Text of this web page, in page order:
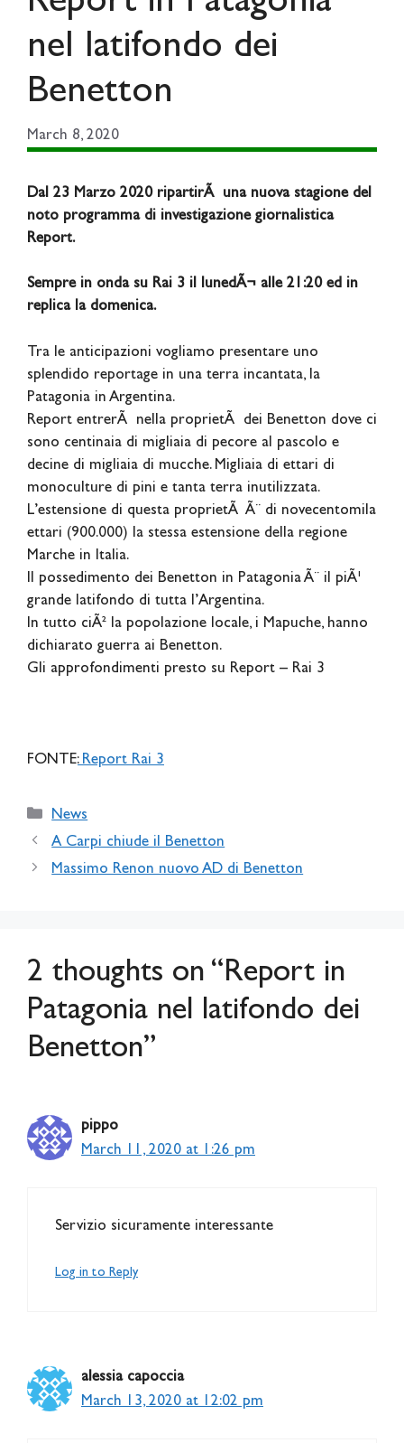
nel latifondo dei
Benetton
March 8, 2020
Dal 23 Marzo 2020 ripartirÃ una nuova stagione del
noto programma di investigazione giornalistica
Report.
Sempre in onda su Rai 3 il lunedÃ¬ alle 21:20 ed in
replica la domenica.
Tra le anticipazioni vogliamo presentare uno
splendido reportage in una terra incantata, la
Patagonia in Argentina.
Report entrerÃ nella proprietÃ dei Benetton dove ci
sono centinaia di migliaia di pecore al pascolo e
decine di migliaia di mucche. Migliaia di ettari di
monoculture di pini e tanta terra inutilizzata.
L’estensione di questa proprietÃ Ã¨ di novecentomila
ettari (900.000) la stessa estensione della regione
Marche in Italia.
Il possedimento dei Benetton in Patagonia Ã¨ il piÃ¹
grande latifondo di tutta l’Argentina.
In tutto ciÃ² la popolazione locale, i Mapuche, hanno
dichiarato guerra ai Benetton.
Gli approfondimenti presto su Report – Rai 3
FONTE:Report Rai 3
Categories
News
A Carpi chiude il Benetton
Massimo Renon nuovo AD di Benetton
2 thoughts on “Report in
Patagonia nel latifondo dei
Benetton”
pippo
March 11, 2020 at 1:26 pm
Servizio sicuramente interessante
Log in to Reply
alessia capoccia
March 13, 2020 at 12:02 pm